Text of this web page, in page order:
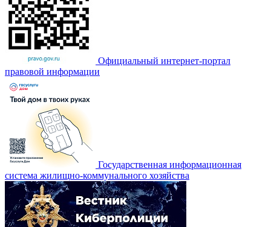
Официальный интернет-портал
правовой информации
Государственная информационная
система жилищно-коммунального хозяйства